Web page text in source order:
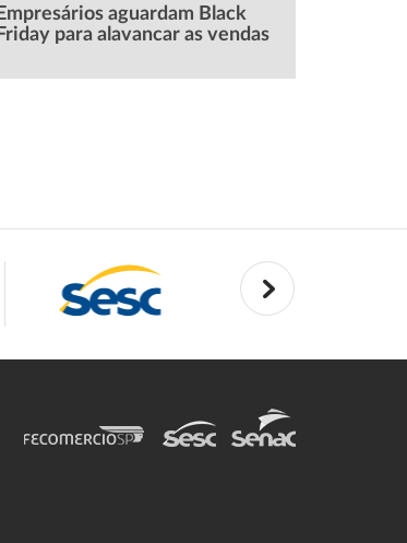
Empresários aguardam Black
Friday para alavancar as vendas